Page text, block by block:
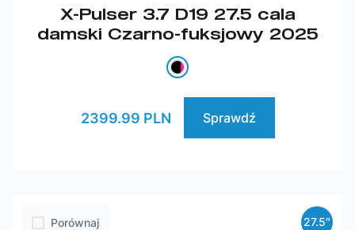
X-Pulser 3.7 D19 27.5 cala
damski Czarno-fuksjowy 2025
2399.99 PLN Sprawdź
Porównaj 27.5″